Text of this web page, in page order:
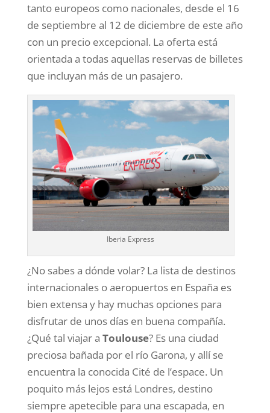
tanto europeos como nacionales, desde el 16
de septiembre al 12 de diciembre de este año
con un precio excepcional. La oferta está
orientada a todas aquellas reservas de billetes
que incluyan más de un pasajero.
Iberia Express
¿No sabes a dónde volar? La lista de destinos
internacionales o aeropuertos en España es
bien extensa y hay muchas opciones para
disfrutar de unos días en buena compañía.
¿Qué tal viajar a Toulouse? Es una ciudad
preciosa bañada por el río Garona, y allí se
encuentra la conocida Cité de l’espace. Un
poquito más lejos está Londres, destino
siempre apetecible para una escapada, en